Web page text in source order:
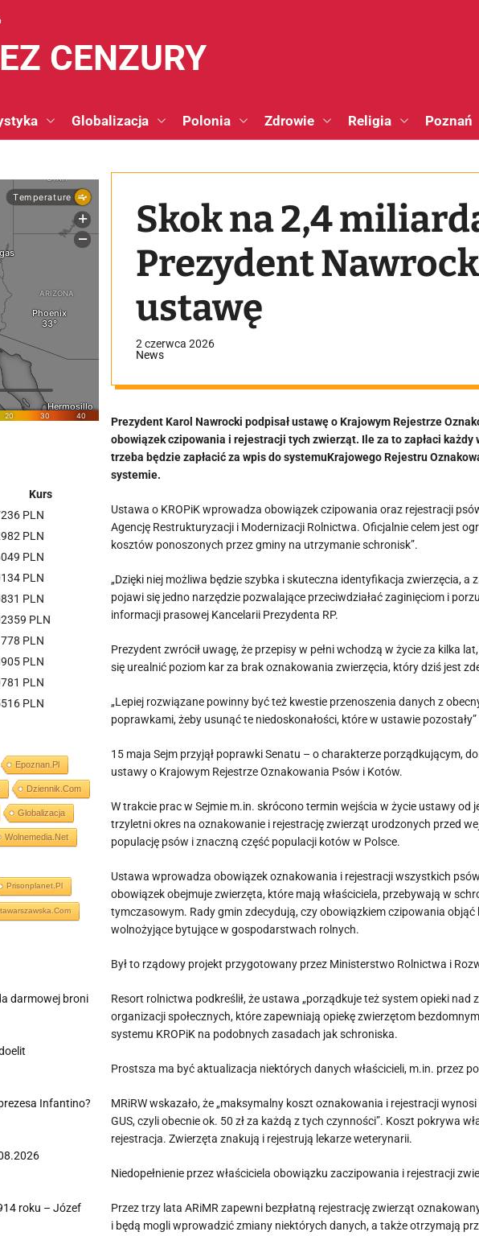
CENZURY
Globalizacja Polonia Zdrowie Religia Poznań
Skok na 2,4
Prezydent
ustawę
2 czerwca 2026
News
Prezydent Karol Nawrocki podpisał ustawę o Krajowym Rejestrze
obowiązek czipowania i rejestracji tych zwierząt. Ile za to zapłaci każdy
trzeba będzie zapłacić za wpis do systemuKrajowego Rejestru
systemie.
Ustawa o KROPiK wprowadza obowiązek czipowania oraz rejestracji
Agencję Restrukturyzacji i Modernizacji Rolnictwa. Oficjalnie celem jest
kosztów ponoszonych przez gminy na utrzymanie schronisk”.
„Dzięki niej możliwa będzie szybka i skuteczna identyfikacja zwierzęcia,
pojawi się jedno narzędzie pozwalające przeciwdziałać zaginięciom i
informacji prasowej Kancelarii Prezydenta RP.
Prezydent zwrócił uwagę, że przepisy w pełni wchodzą w życie za kilka
się urealnić poziom kar za brak oznakowania zwierzęcia, który dziś jest
„Lepiej rozwiązane powinny być też kwestie przenoszenia danych z
poprawkami, żeby usunąć te niedoskonałości, które w ustawie
15 maja Sejm przyjął poprawki Senatu – o charakterze porządkującym,
ustawy o Krajowym Rejestrze Oznakowania Psów i Kotów.
W trakcie prac w Sejmie m.in. skrócono termin wejścia w życie ustawy
trzyletni okres na oznakowanie i rejestrację zwierząt urodzonych przed
populację psów i znaczną część populacji kotów w Polsce.
Ustawa wprowadza obowiązek oznakowania i rejestracji wszystkich
obowiązek obejmuje zwierzęta, które mają właściciela, przebywają w
tymczasowym. Rady gmin zdecydują, czy obowiązkiem czipowania
wolnożyjące bytujące w gospodarstwach rolnych.
Był to rządowy projekt przygotowany przez Ministerstwo Rolnictwa i
Resort rolnictwa podkreślił, że ustawa „porządkuje też system opieki
organizacji społecznych, które zapewniają opiekę zwierzętom
systemu KROPiK na podobnych zasadach jak schroniska.
Prostsza ma być aktualizacja niektórych danych właścicieli, m.in. przez
MRiRW wskazało, że „maksymalny koszt oznakowania i rejestracji
GUS, czyli obecnie ok. 50 zł za każdą z tych czynności”. Koszt pokrywa
rejestracja. Zwierzęta znakują i rejestrują lekarze weterynarii.
Niedopełnienie przez właściciela obowiązku zaczipowania i rejestracji
Przez trzy lata ARiMR zapewni bezpłatną rejestrację zwierząt
i będą mogli wprowadzić zmiany niektórych danych, a także otrzymają
Kurs
PLN
PLN
PLN
PLN
PLN
PLN
PLN
PLN
PLN
PLN
Epoznan.pl
Dziennik.com
Globalizacja
Wolnemedia.net
Prisonplanet.pl
darmowej broni
Infantino?
roku – Józef